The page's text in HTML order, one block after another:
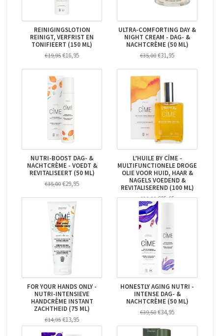
REINIGINGSLOTION
REINIGT, VERFRIST EN
TONIFIEERT (150 ML)
€19,95 €16,95
ULTRA-COMFORTING DAY &
NIGHT CREAM - DAG- &
NACHTCRÈME (50 ML)
€35,00 €31,95
NUTRI-BOOST DAG- &
NACHTCRÈME - VOEDT &
REVITALISEERT (50 ML)
€35,00 €29,95
L’HUILE BY CÎME -
MULTIFUNCTIONELE DROGE
OLIE VOOR HUID, HAAR &
NAGELS VOEDEND &
REVITALISEREND (100 ML)
€29,00€25,65
FOR YOUR HANDS ONLY -
NUTRI-INTENSIEVE
HANDCRÈME INSTANT
ZACHTHEID (75 ML)
€14,95 €13,95
HONESTLY AGING NUTRI -
INTENSE DAG- &
NACHTCRÈME (50 ML)
€39,50 €34,95